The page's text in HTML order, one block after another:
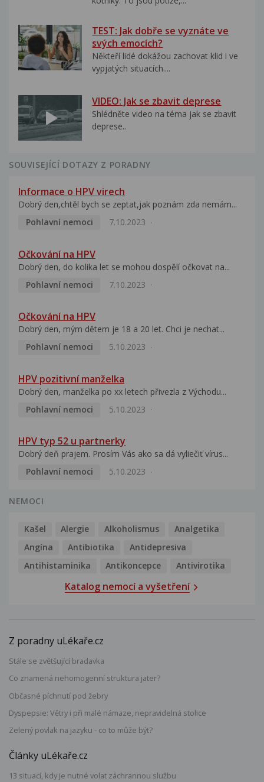
TEST: Jak dobře se vyznáte ve
svých emocích?
Někteří lidé dokážou zachovat klid i ve
vypjatých situacích....
VIDEO: Jak se zbavit deprese
Shlédněte video na téma jak se zbavit
deprese..
SOUVISEJÍCÍ DOTAZY Z PORADNY
Informace o HPV virech
Dobrý den,chtěl bych se zeptat,jak poznám zda nemám...
Pohlavní nemoci
7.10.2023
Očkování na HPV
Dobrý den, do kolika let se mohou dospělí očkovat na...
Pohlavní nemoci
7.10.2023
Očkování na HPV
Dobrý den, mým dětem je 18 a 20 let. Chci je nechat...
Pohlavní nemoci
5.10.2023
HPV pozitivní manželka
Dobrý den, manželka po xx letech přivezla z Východu...
Pohlavní nemoci
5.10.2023
HPV typ 52 u partnerky
Dobrý deň prajem. Prosím Vás ako sa dá vyliečiť vírus...
Pohlavní nemoci
5.10.2023
NEMOCI
Kašel Alergie Alkoholismus
Analgetika
Angína
Antibiotika
Antidepresiva
Antihistaminika
Antikoncepce Antivirotika
Katalog nemocí a vyšetření
Z poradny uLékaře.cz
Stále se zvětšující bradavka
Co znamená nehomogenní struktura jater?
Občasné píchnutí pod žebry
Dyspepsie: Větry i při malé námaze, nepravidelná stolice
Zelený povlak na jazyku - co to může být?
Články uLékaře.cz
13 situací, kdy je nutné volat záchrannou službu